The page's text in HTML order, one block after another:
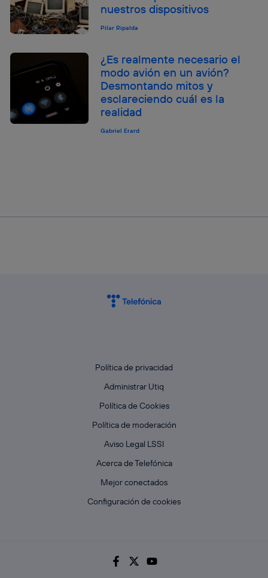
nuestros dispositivos
Pilar Ripalda
¿Es realmente necesario el
modo avión en un avión?
Desmontando mitos y
esclareciendo cuál es la
realidad
Gabriel Erard
Política de privacidad
Administrar Utiq
Política de Cookies
Política de moderación
Aviso Legal LSSI
Acerca de Telefónica
Mejor conectados
Configuración de cookies